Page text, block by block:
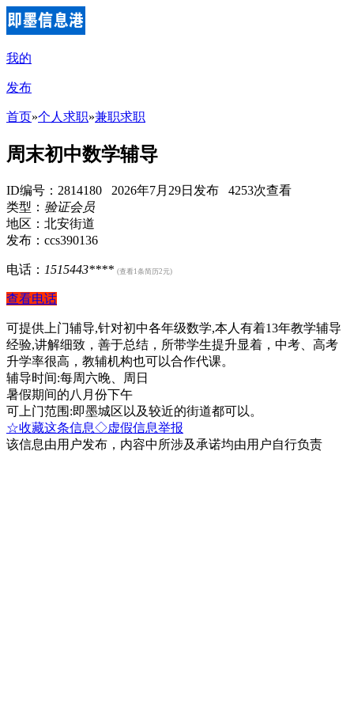
我的
发布
首页»个人求职»兼职求职
周末初中数学辅导
ID编号：2814180 2026年7月29日发布 4253次查看
类型： 验证会员
地区：北安街道
发布：ccs390136
电话： 1515443**** (查看1条简历2元)
查看电话
可提供上门辅导,针对初中各年级数学,本人有着13年教学辅导
经验,讲解细致，善于总结，所带学生提升显着，中考、高考
升学率很高，教辅机构也可以合作代课。
辅导时间:每周六晚、周日
暑假期间的八月份下午
可上门范围:即墨城区以及较近的街道都可以。
☆收藏这条信息◇虚假信息举报
该信息由用户发布，内容中所涉及承诺均由用户自行负责